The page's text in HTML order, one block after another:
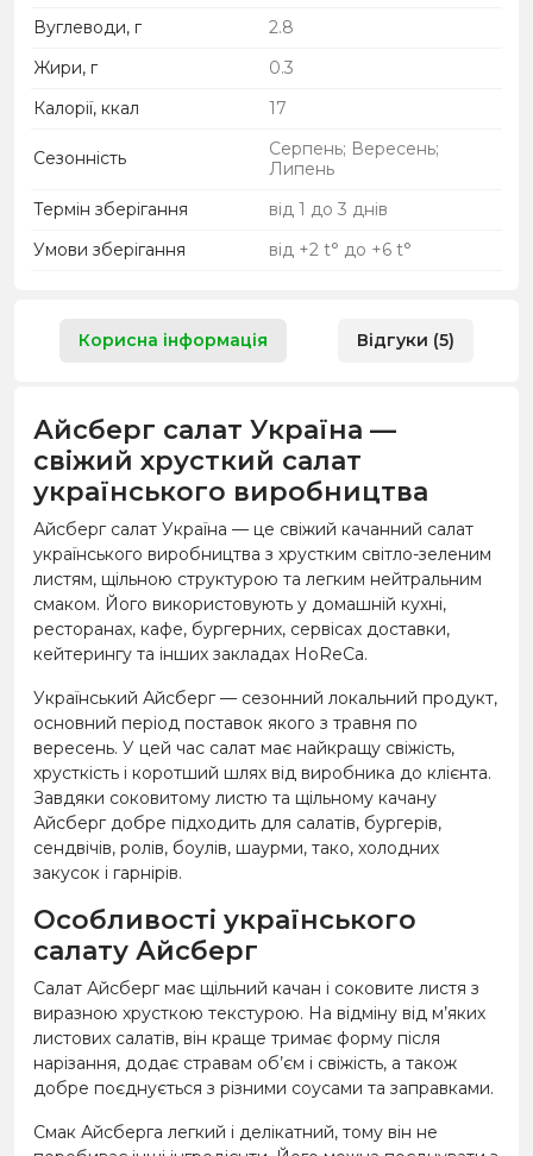
Вуглеводи, г
2.8
Жири, г
0.3
Калорії, ккал
17
Сезонність
Серпень; Вересень;
Липень
Термін зберігання
від 1 до 3 днів
Умови зберігання
від +2 t° до +6 t°
Корисна інформація Відгуки (5)
Айсберг салат Україна —
свіжий хрусткий салат
українського виробництва
Айсберг салат Україна — це свіжий качанний салат
українського виробництва з хрустким світло-зеленим
листям, щільною структурою та легким нейтральним
смаком. Його використовують у домашній кухні,
ресторанах, кафе, бургерних, сервісах доставки,
кейтерингу та інших закладах HoReCa.
Український Айсберг — сезонний локальний продукт,
основний період поставок якого з травня по
вересень. У цей час салат має найкращу свіжість,
хрусткість і коротший шлях від виробника до клієнта.
Завдяки соковитому листю та щільному качану
Айсберг добре підходить для салатів, бургерів,
сендвічів, ролів, боулів, шаурми, тако, холодних
закусок і гарнірів.
Особливості українського
салату Айсберг
Салат Айсберг має щільний качан і соковите листя з
виразною хрусткою текстурою. На відміну від м’яких
листових салатів, він краще тримає форму після
нарізання, додає стравам об’єм і свіжість, а також
добре поєднується з різними соусами та заправками.
Смак Айсберга легкий і делікатний, тому він не